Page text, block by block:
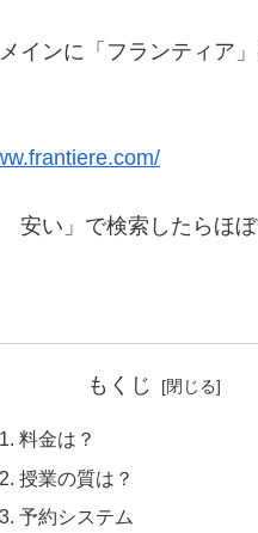
インに「フランティア
安い」で検索したらほぼ
もくじ
料金は？
授業の質は？
予約システム